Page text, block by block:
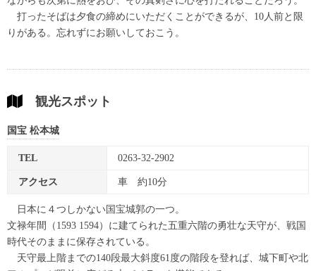
打ったそばは夕食の締めにいただくことができるが、10人前と限
りがある。忘れずにお願いしておこう。
観光スポット
国宝 松本城
TEL 0263-32-2902
アクセス 車 約10分
日本に４つしかない国宝城郭の一つ。
文禄年間（1593 1594）に建てられた五重六階の勇壮な天守が、戦国
時代そのままに保存されている。
天守最上階までの140段最大斜度61度の階段を登れば、城下町や北